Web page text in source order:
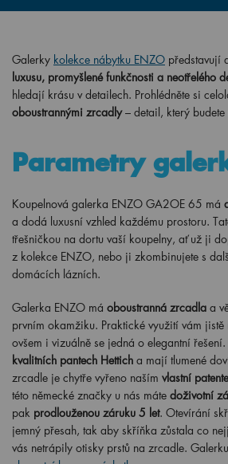
Galerky kolekce nábytku ENZO představují
luxusu, promyšlené funkčnosti a neotřelého
hledají krásu v detailech. Prohlédněte si
oboustrannými zrcadly– detail, který
Parametry
Koupelnová galerka ENZO GA2OE 65 má
a dodá luxusní vzhled každému prostoru.
třešničkou na dortu vaší koupelny, ať už ji
z kolekce ENZO, nebo ji zkombinujete s
domácích lázních.
Galerka ENZO má oboustranná zrcadla a
prvním okamžiku. Praktické využití vám jistě
ovšem i vizuálně se jedná o elegantní
kvalitních pantech Hettich a mají tlumené
zrcadle je chytře vyřeno naším vlastní
této německé značky u nás máte doživotní
pak prodlouženou záruku 5 let. Otevírání
jemný přesah, tak aby skříňka zůstala co
vás netrápily otisky prstů na zrcadle.